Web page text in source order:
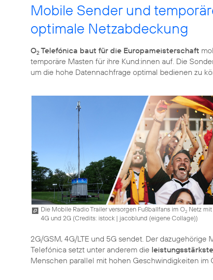
Mobile Sender und
optimale Netzabdeckung
O2 Telefónica baut für die Europameisterschaft
temporäre Masten für ihre Kund:innen auf. Die
um die hohe Datennachfrage optimal bedienen zu
Die Mobile Radio Trailer versorgen Fußballfans im O2 Netz mit
4G und 2G (Credits: istock | jacoblund (eigene Collage))
2G/GSM, 4G/LTE und 5G sendet. Der
Telefónica setzt unter anderem die
Menschen parallel mit hohen Geschwindigkeiten im